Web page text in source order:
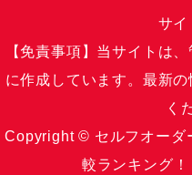
サイ
【免責事項】当サイトは
に作成しています。最新
く
Copyright © セルフオーダ
較ランキング